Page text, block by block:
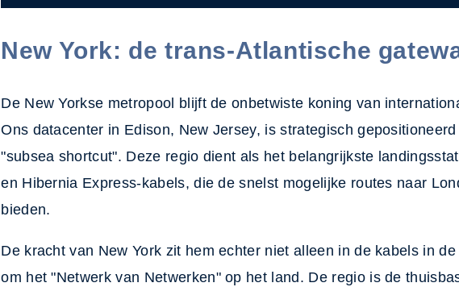
New York: de trans-Atlantische
De New Yorkse metropool blijft de onbetwiste koning van
Ons datacenter in Edison, New Jersey, is strategisch
"subsea shortcut". Deze regio dient als het belangrijkste
en Hibernia Express-kabels, die de snelst mogelijke routes naar
bieden.
De kracht van New York zit hem echter niet alleen in de kabels in
om het "Netwerk van Netwerken" op het land. De regio is de